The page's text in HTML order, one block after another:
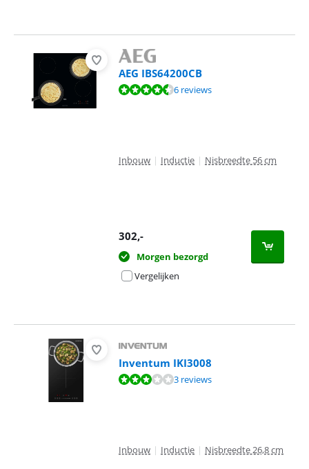
AEG IBS64200CB
Beoordeling is 8,8 van de 10, gebaseerd op 6 reviews.
6 reviews
Inbouw | Inductie | Nisbreedte 56 cm
302,-
Morgen bezorgd
Vergelijken
Inventum IKI3008
Beoordeling is 5,7 van de 10, gebaseerd op 3 reviews.
3 reviews
Inbouw | Inductie | Nisbreedte 26,8 cm